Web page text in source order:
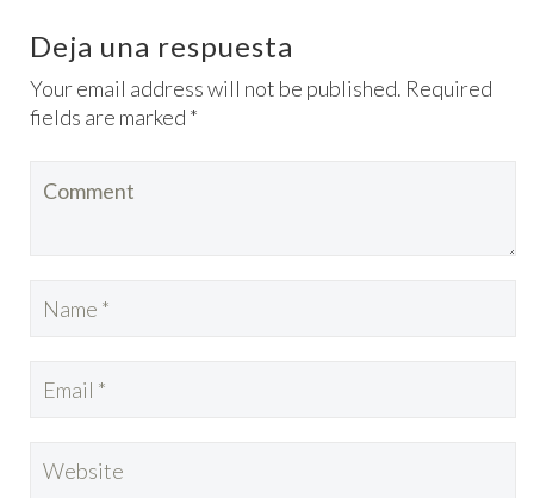
Deja una respuesta
Your email address will not be published. Required
fields are marked *